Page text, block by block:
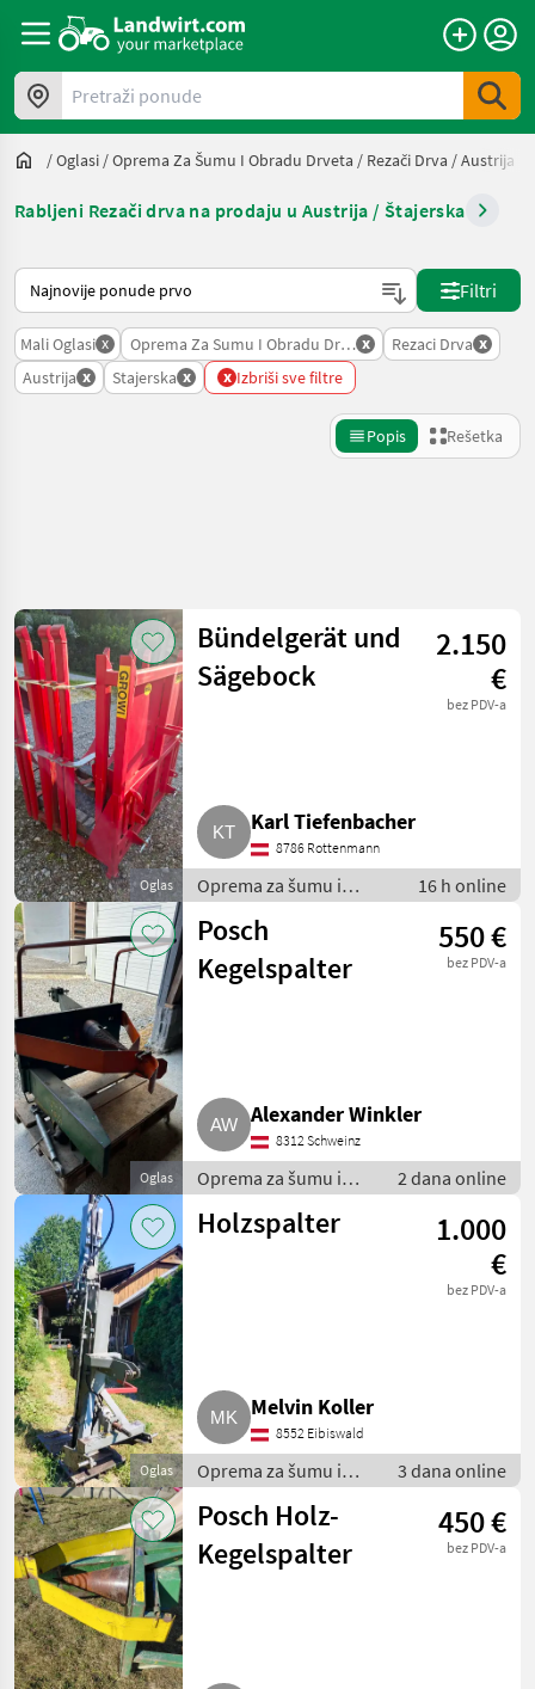
Pretraži ponude
/Oglasi /Oprema Za Šumu I Obradu Drveta / Rezači Drva /Austrija
Rabljeni Rezači drva na prodaju u Austrija / Štajerska
Tako se sortira na Landwirt.com
Filtri
Mali Oglasi x Oprema Za Sumu I Obradu Drveta
x Rezaci Drva x
Austrija x Stajerska x x Izbriši sve filtre
Popis Rešetka
Kategorija 4 Država 2 Filtri
TRENUTNA
STAZA
Šumarstvo
Oprema
Za Sumu
I Obradu
Drveta
Rezaci
Drva
ODABERITE
KATEGORIJU
Sonstige
Lancman
1
Posch
1
MARKETPLACE
Marketplace
Ponude
trgovaca
Mali
Poništi
Prikaži
17
rezultata
Oglas
Bündelgerät und
Sägebock
2.150
€
bez PDV-a
Karl Tiefenbacher
8786 Rottenmann
Oprema za šumu i
obradu drveta / Rezači
drva
16 h online
Oglas
Posch
Kegelspalter
550 €
bez PDV-a
Alexander Winkler
8312 Schweinz
Oprema za šumu i
obradu drveta /
Rezači drva
2 dana online
Oglas
Holzspalter
1.000
€
bez PDV-a
Melvin Koller
8552 Eibiswald
Oprema za šumu i
obradu drveta /
Rezači drva
3 dana online
Posch Holz-
Kegelspalter
450 €
bez PDV-a